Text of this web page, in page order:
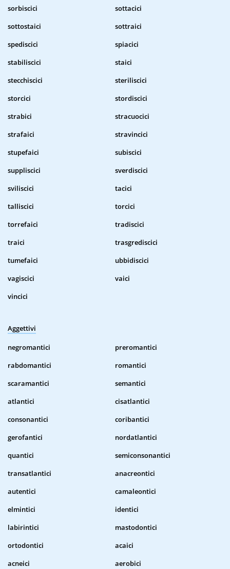
sorbiscici
sottacici
sottostaici
sottraici
spediscici
spiacici
stabiliscici
staici
stecchiscici
steriliscici
storcici
stordiscici
strabici
stracuocici
strafaici
stravincici
stupefaici
subiscici
suppliscici
sverdiscici
sviliscici
tacici
talliscici
torcici
torrefaici
tradiscici
traici
trasgrediscici
tumefaici
ubbidiscici
vagiscici
vaici
vincici
Aggettivi
negromantici
preromantici
rabdomantici
romantici
scaramantici
semantici
atlantici
cisatlantici
consonantici
coribantici
gerofantici
nordatlantici
quantici
semiconsonantici
transatlantici
anacreontici
autentici
camaleontici
elmintici
identici
labirintici
mastodontici
ortodontici
acaici
acneici
aerobici